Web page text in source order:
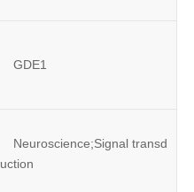
GDE1
Neuroscience;Signal transd
uction